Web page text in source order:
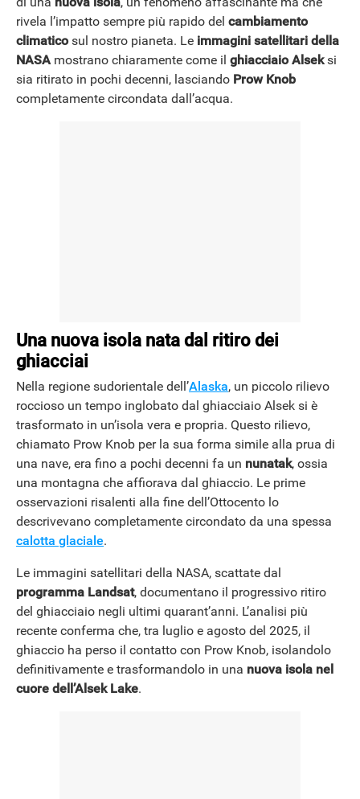
NEWS
rivela l’impatto sempre più rapido del cambiamento
climaticosul nostro pianeta. Le immagini satellitari della
NASA mostrano chiaramente come il ghiacciaio Alseksi
sia ritirato in pochi decenni, lasciando Prow Knob
completamente circondata dall’acqua.
Una nuova isola nata dal ritiro dei
ghiacciai
Nella regione sudorientale dell’Alaska, un piccolo rilievo
roccioso un tempo inglobato dal ghiacciaio Alsek si è
trasformato in un’isola vera e propria. Questo rilievo,
chiamato Prow Knob per la sua forma simile alla prua di
una nave, era fino a pochi decenni fa un nunatak, ossia
una montagna che affiorava dal ghiaccio. Le prime
osservazioni risalenti alla fine dell’Ottocento lo
descrivevano completamente circondato da una spessa
calotta glaciale.
Le immagini satellitari della NASA, scattate dal
programma Landsat, documentano il progressivo ritiro
del ghiacciaio negli ultimi quarant’anni. L’analisi più
recente conferma che, tra luglio e agosto del 2025, il
ghiaccio ha perso il contatto con Prow Knob, isolandolo
definitivamente e trasformandolo in una nuova isola nel
cuore dell’Alsek Lake.